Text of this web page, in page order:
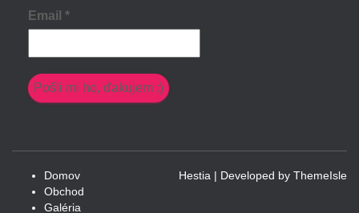
Email *
Domov
Obchod
Galéria
Hestia | Developed by ThemeIsle